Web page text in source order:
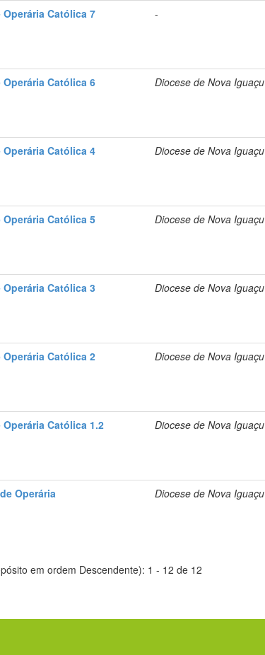
Católica 7 -
Católica 6 Diocese de Nova Iguaçu
Católica 4 Diocese de Nova Iguaçu
Católica 5 Diocese de Nova Iguaçu
Católica 3 Diocese de Nova Iguaçu
Católica 2 Diocese de Nova Iguaçu
Católica 1.2 Diocese de Nova Iguaçu
Operária Diocese de Nova Iguaçu
em ordem Descendente): 1 - 12 de 12